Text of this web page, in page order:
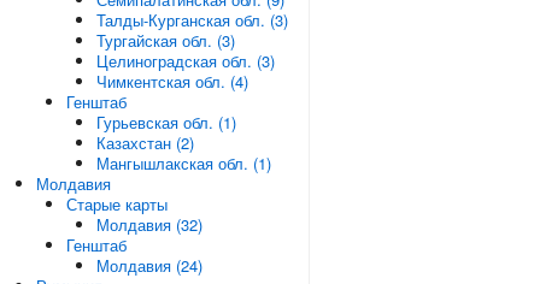
Талды-Курганская обл. (3)
Тургайская обл. (3)
Целиноградская обл. (3)
Чимкентская обл. (4)
Генштаб
Гурьевская обл. (1)
Казахстан (2)
Мангышлакская обл. (1)
Молдавия
Старые карты
Молдавия (32)
Генштаб
Молдавия (24)